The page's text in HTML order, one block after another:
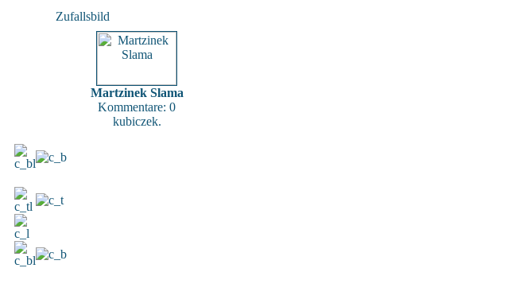
Zufallsbild
Martzinek Slama
Kommentare: 0
kubiczek.